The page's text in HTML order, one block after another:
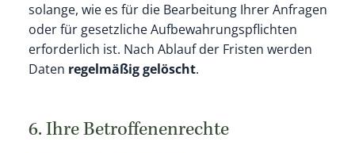
solange, wie es für die Bearbeitung Ihrer Anfragen
oder für gesetzliche Aufbewahrungspflichten
erforderlich ist. Nach Ablauf der Fristen werden
Daten regelmäßig gelöscht.
6. Ihre Betroffenenrechte